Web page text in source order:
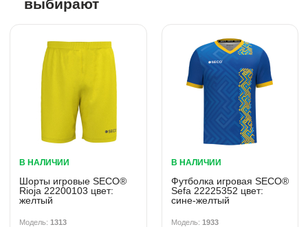
выбирают
В НАЛИЧИИ
Шорты игровые SECO®
Rioja 22200103 цвет:
желтый
1313
В НАЛИЧИИ
Футболка игровая SECO®
Sefa 22225352 цвет:
сине-желтый
1933